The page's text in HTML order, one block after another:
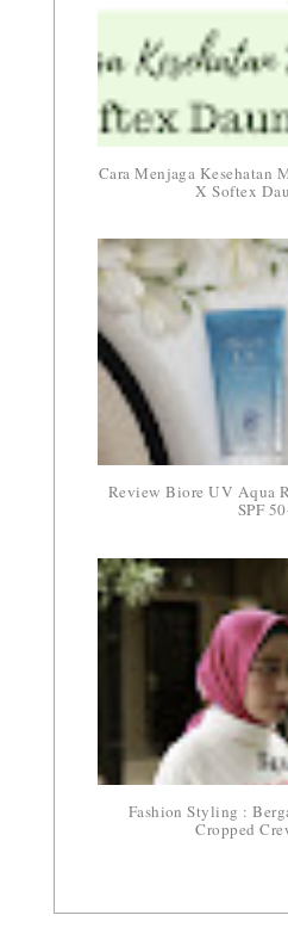
Cara Menjaga Kesehatan
X Softex
Review Biore UV Aqua
SPF
Fashion Styling :
Cropped